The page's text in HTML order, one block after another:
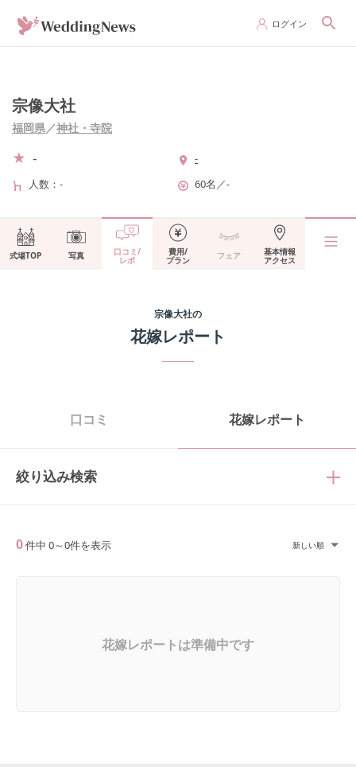
ログイン
宗像大社
福岡県／神社・寺院
-
-
人数
- 60名 ／-
式場TOP 写真 口コミ/
レポ
費用/
プラン フェア 基本情報
アクセス
宗像大社の
花嫁レポート
口コミ 花嫁レポート
絞り込み検索
0件中 0～0件を表示 新しい順
花嫁レポートは準備中です